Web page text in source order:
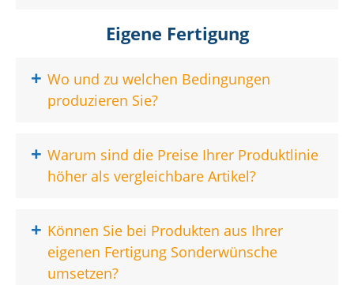
Eigene Fertigung
+ Wo und zu welchen Bedingungen
produzieren Sie?
+ Warum sind die Preise Ihrer Produktlinie
höher als vergleichbare Artikel?
+ Können Sie bei Produkten aus Ihrer
eigenen Fertigung Sonderwünsche
umsetzen?